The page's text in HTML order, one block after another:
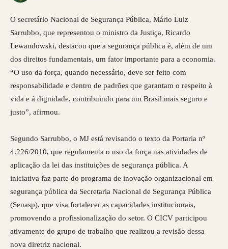
O secretário Nacional de Segurança Pública, Mário Luiz
Sarrubbo, que representou o ministro da Justiça, Ricardo
Lewandowski, destacou que a segurança pública é, além de um
dos direitos fundamentais, um fator importante para a economia.
“O uso da força, quando necessário, deve ser feito com
responsabilidade e dentro de padrões que garantam o respeito à
vida e à dignidade, contribuindo para um Brasil mais seguro e
justo”, afirmou.
Segundo Sarrubbo, o MJ está revisando o texto da Portaria nº
4.226/2010, que regulamenta o uso da força nas atividades de
aplicação da lei das instituições de segurança pública. A
iniciativa faz parte do programa de inovação organizacional em
segurança pública da Secretaria Nacional de Segurança Pública
(Senasp), que visa fortalecer as capacidades institucionais,
promovendo a profissionalização do setor. O CICV participou
ativamente do grupo de trabalho que realizou a revisão dessa
nova diretriz nacional.